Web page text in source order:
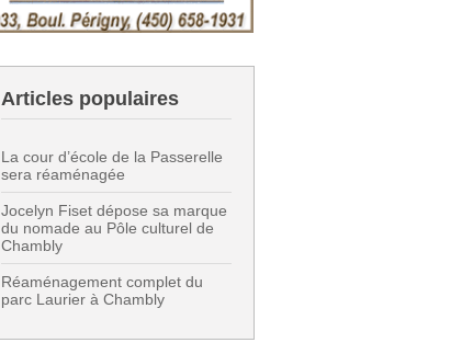
Articles populaires
La cour d’école de la Passerelle
sera réaménagée
Jocelyn Fiset dépose sa marque
du nomade au Pôle culturel de
Chambly
Réaménagement complet du
parc Laurier à Chambly